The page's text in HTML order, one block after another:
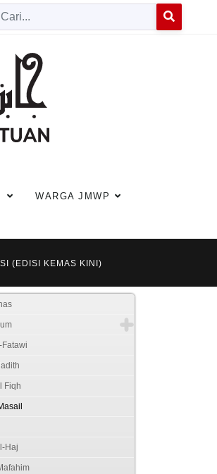
Cari
WARGA JMWP
(EDISI KEMAS KINI)
Fiqh
Haj